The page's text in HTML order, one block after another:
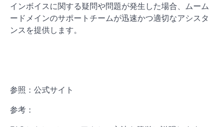
インボイスに関する疑問や問題が発生した場合、ムーム
ードメインのサポートチームが迅速かつ適切なアシスタ
ンスを提供します。
参照：公式サイト
参考：